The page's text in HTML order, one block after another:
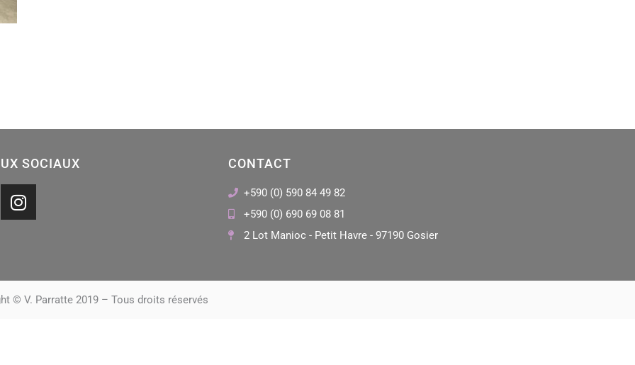
SOCIAUX
I
n
g
r
CONTACT
+590 (0) 590 84 49 82
+590 (0) 690 69 08 81
2 Lot Manioc - Petit Havre - 97190 Gosier
© V. Parratte 2019 – Tous droits réservés